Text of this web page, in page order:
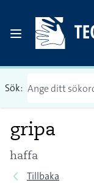
Sök:
gripa
haffa
Tillbaka